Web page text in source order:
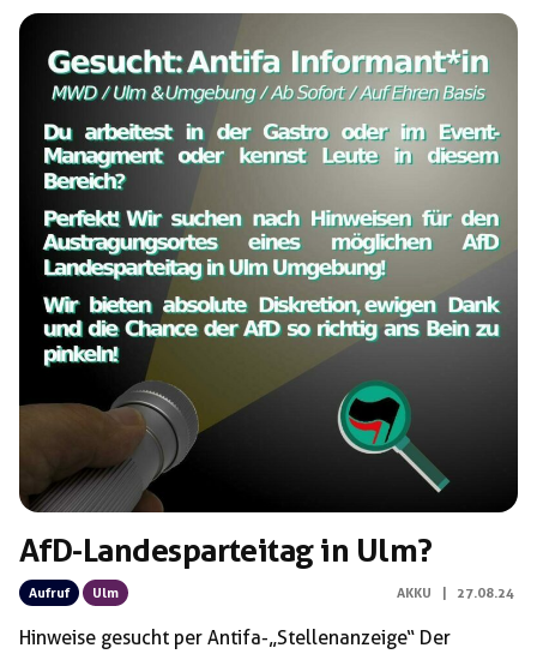
faschistischen Teil. Die Veranstaltungen werden die
größte extrem rechte Veranstaltung in Ulm seit dem 01.
Mai vor […]
AfD-Landesparteitag in Ulm?
Aufruf Ulm AKKU 27.08.24
Hinweise gesucht per Antifa-„Stellenanzeige“ Der